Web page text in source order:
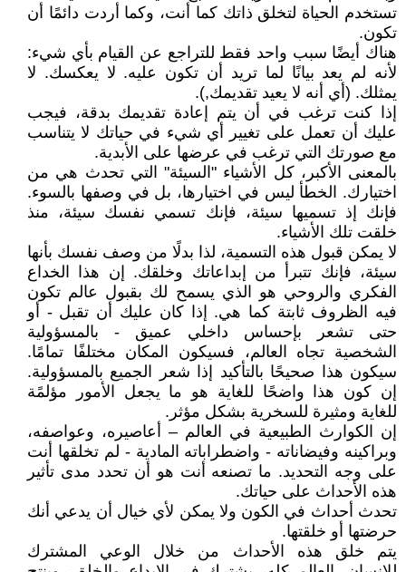
تستخدم الحياة لتخلق ذاتك كما أنت، وكما أردت دائمًا أن
تكون.
هناك أيضًا سبب واحد فقط للتراجع عن القيام بأي شيء:
لأنه لم يعد بيانًا لما تريد أن تكون عليه. لا يعكسك. لا
يمثلك. (أي أنه لا يعيد تقديمك,).
إذا كنت ترغب في أن يتم إعادة تقديمك بدقة، فيجب
عليك أن تعمل على تغيير أي شيء في حياتك لا يتناسب
مع صورتك التي ترغب في عرضها على الأبدية.
بالمعنى الأكبر، كل الأشياء "السيئة" التي تحدث هي من
اختيارك. الخطأ ليس في اختيارها، بل في وصفها بالسوء.
فإنك إذ تسميها سيئة، فإنك تسمي نفسك سيئة، منذ
خلقت تلك الأشياء.
لا يمكن قبول هذه التسمية، لذا بدلًا من وصف نفسك بأنها
سيئة، فإنك تتبرأ من إبداعاتك وخلقك. إن هذا الخداع
الفكري والروحي هو الذي يسمح لك بقبول عالم تكون
فيه الظروف ثابتة كما هي. إذا كان عليك أن تقبل - أو
حتى تشعر بإحساس داخلي عميق - بالمسؤولية
الشخصية تجاه العالم، فسيكون المكان مختلفًا تمامًا.
سيكون هذا صحيحًا بالتأكيد إذا شعر الجميع بالمسؤولية.
إن كون هذا واضحًا للغاية هو ما يجعل الأمور مؤلمًة
للغاية ومثيرة للسخرية بشكل مؤثر.
إن الكوارث الطبيعية في العالم – أعاصيره، وعواصفه،
وبراكينه وفيضاناته - واضطراباته المادية - لم تخلقها أنت
على وجه التحديد. ما تصنعه أنت هو أن تحدد مدى تأثير
هذه الأحداث على حياتك.
تحدث أحداث في الكون ولا يمكن لأي خيال أن يدعي أنك
حرضتها أو خلقتها.
يتم خلق هذه الأحداث من خلال الوعي المشترك